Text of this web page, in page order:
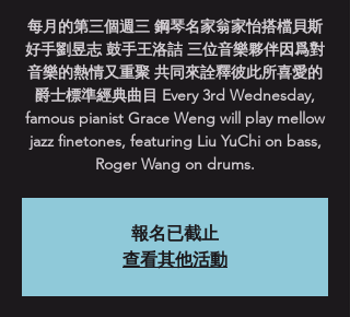
每月的第三個週三 鋼琴名家翁家怡搭檔貝斯
好手劉昱志 鼓手王洛詰 三位音樂夥伴因爲對
音樂的熱情又重聚 共同來詮釋彼此所喜愛的
爵士標準經典曲目 Every 3rd Wednesday,
famous pianist Grace Weng will play mellow
jazz finetones, featuring Liu YuChi on bass,
Roger Wang on drums.
報名已截止
查看其他活動